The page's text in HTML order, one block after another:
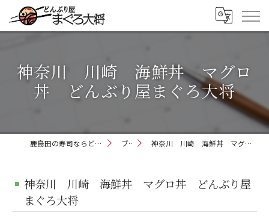
神奈川 川崎 海鮮丼 マグロ
丼 どんぶり屋まぐろ大将
鹿島田の寿司ならどんぶり屋まぐろ大将 ブログ 神奈川 川崎 海鮮丼 マグロ丼 どんぶり屋まぐろ大将
神奈川 川崎 海鮮丼 マグロ丼 どんぶり屋
まぐろ大将